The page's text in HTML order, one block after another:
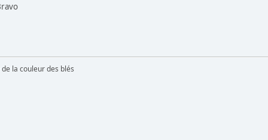
la couleur des blés